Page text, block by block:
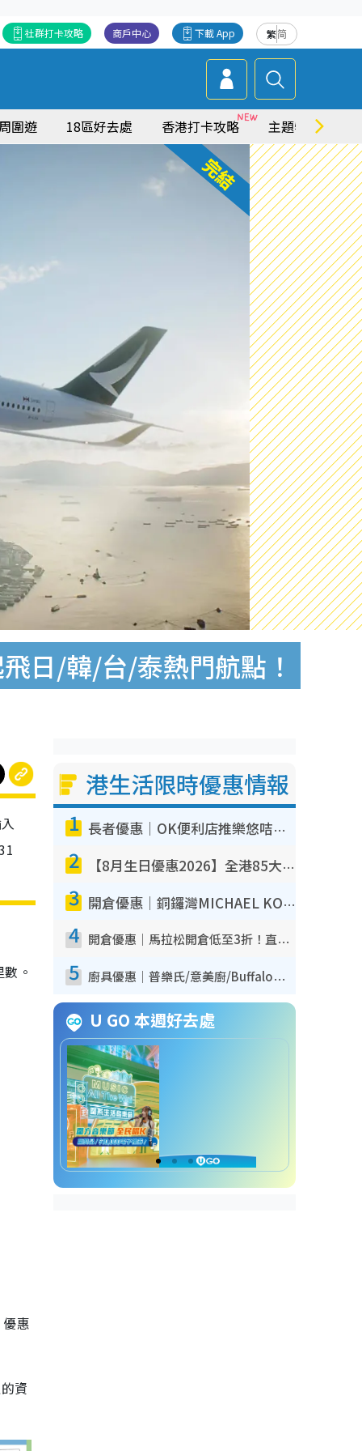
繁简
下載 App
商戶中心
社群打卡攻略
圍遊 18區好去處 香港打卡攻略 主題特集
日/韓/台/泰熱門航點！
。
惠
資
港生活限時優惠情報
1 長者優惠｜OK便利店推樂悠咭優惠！買麵包/牛奶/保健品拍卡即減
2 【8月生日優惠2026】全港85大食買玩著數攻略 自助餐/火鍋放題同行免費＋誠品/DONKI送現金券
3 開倉優惠｜銅鑼灣MICHAEL KORS開倉低至17折！直擊$500起買手袋/銀包/鞋款 必買經典Jet Set系列
4 開倉優惠｜馬拉松開倉低至3折！直擊$99起買adidas／New Balance／Puma鞋款 STANLEY保溫杯劈價至$119起
5 廚具優惠｜普樂氏/意美廚/Buffalo廚具低至3折！$89起買煎鍋／炒鑊／個人鍋 同場小家電激減至$99起
U GO 本週好去處